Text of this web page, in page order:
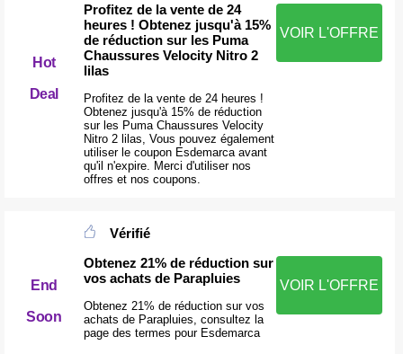
Hot
Deal
Profitez de la vente de 24
heures ! Obtenez jusqu'à 15%
de réduction sur les Puma
Chaussures Velocity Nitro 2
lilas
Profitez de la vente de 24 heures !
Obtenez jusqu'à 15% de réduction
sur les Puma Chaussures Velocity
Nitro 2 lilas, Vous pouvez également
utiliser le coupon Esdemarca avant
qu'il n'expire. Merci d'utiliser nos
offres et nos coupons.
VOIR L'OFFRE
End
Soon
Vérifié
Obtenez 21% de réduction sur
vos achats de Parapluies
Obtenez 21% de réduction sur vos
achats de Parapluies, consultez la
page des termes pour Esdemarca
VOIR L'OFFRE